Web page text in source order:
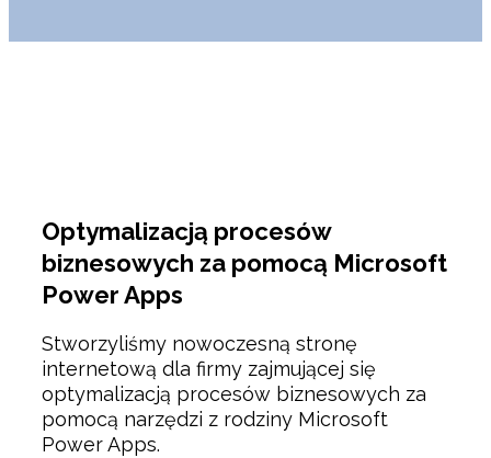
Optymalizacją procesów
biznesowych za pomocą Microsoft
Power Apps
Stworzyliśmy nowoczesną stronę
internetową dla firmy zajmującej się
optymalizacją procesów biznesowych za
pomocą narzędzi z rodziny Microsoft
Power Apps.